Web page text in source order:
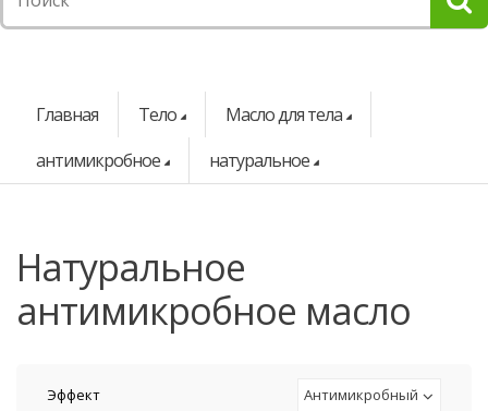
Главная Тело
Масло для тела
антимикробное
натуральное
натуральное
антимикробное масло
Эффект Антимикробный